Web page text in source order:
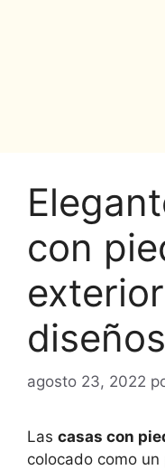
con
diseños
agosto 23, 2022
Las casas con
colocado como